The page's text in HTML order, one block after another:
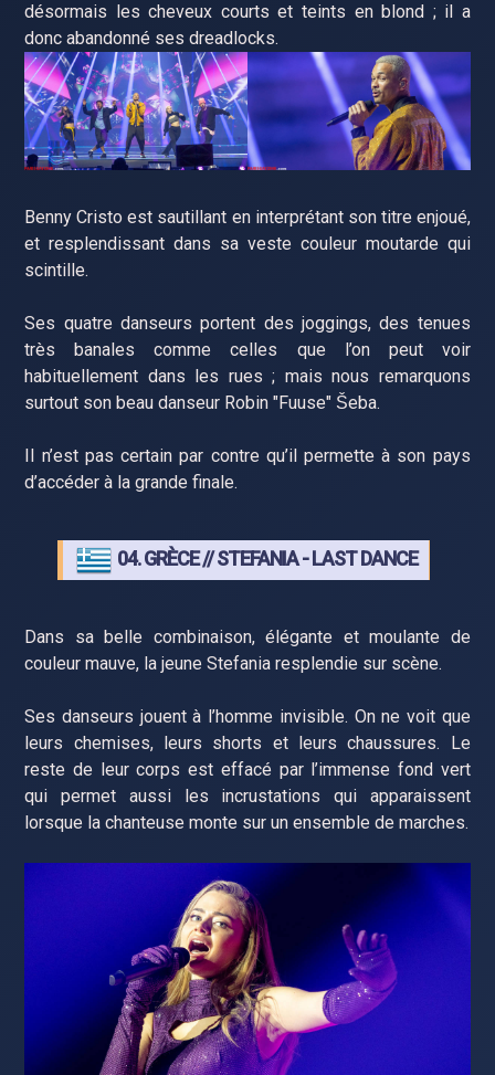
désormais les cheveux courts et teints en blond ; il a
donc abandonné ses dreadlocks.
Benny Cristo est sautillant en interprétant son titre enjoué,
et resplendissant dans sa veste couleur moutarde qui
scintille.
Ses quatre danseurs portent des joggings, des tenues
très banales comme celles que l’on peut voir
habituellement dans les rues ; mais nous remarquons
surtout son beau danseur Robin "Fuuse" Šeba.
Il n’est pas certain par contre qu’il permette à son pays
d’accéder à la grande finale.
04. GRÈCE // STEFANIA - LAST DANCE
Dans sa belle combinaison, élégante et moulante de
couleur mauve, la jeune Stefania resplendie sur scène.
Ses danseurs jouent à l’homme invisible. On ne voit que
leurs chemises, leurs shorts et leurs chaussures. Le
reste de leur corps est effacé par l’immense fond vert
qui permet aussi les incrustations qui apparaissent
lorsque la chanteuse monte sur un ensemble de marches.